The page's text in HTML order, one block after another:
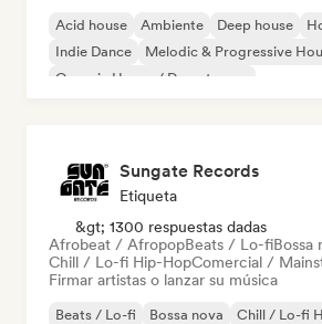
Acid house Ambiente Deep house
Indie Dance
Melodic & Progressive
Organic House / Downtempo
Sungate Records
Etiqueta
&gt; 1300 respuestas dadas
Afrobeat / AfropopBeats / Lo-fiBossa
Chill / Lo-fi Hip-HopComercial /
Firmar artistas o lanzar su música
Beats / Lo-fi Bossa nova
Chill / Lo-fi